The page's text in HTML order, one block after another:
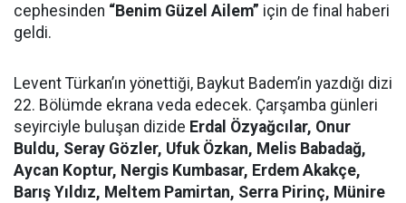
cephesinden “Benim Güzel Ailem” için de final haberi
geldi.
Levent Türkan’ın yönettiği, Baykut Badem’in yazdığı dizi
22. Bölümde ekrana veda edecek. Çarşamba günleri
seyirciyle buluşan dizide Erdal Özyağcılar, Onur
Buldu, Seray Gözler, Ufuk Özkan, Melis Babadağ,
Aycan Koptur, Nergis Kumbasar, Erdem Akakçe,
Barış Yıldız, Meltem Pamirtan, Serra Pirinç, Münire